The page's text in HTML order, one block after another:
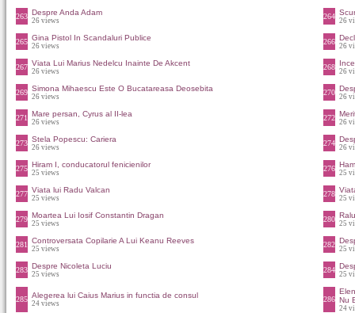
263 Despre Anda Adam
26 views 264 26
265 Gina Pistol In Scandaluri Publice
26 views 266 26
267 Viata Lui Marius Nedelcu Inainte De Akcent
26 views 268 26
269 Simona Mihaescu Este O Bucatareasa Deosebita
26 views 270 26
271 Mare persan, Cyrus al II-lea
26 views 272 26
273 Stela Popescu: Cariera
26 views 274 26
275 Hiram I, conducatorul fenicienilor
25 views 276 25
277 Viata lui Radu Valcan
25 views 278 25
279 Moartea Lui Iosif Constantin Dragan
25 views 280 25
281 Controversata Copilarie A Lui Keanu Reeves
25 views 282 25
283 Despre Nicoleta Luciu
25 views 284 25
285 Alegerea lui Caius Marius in functia de consul
24 views 286 Nu
24